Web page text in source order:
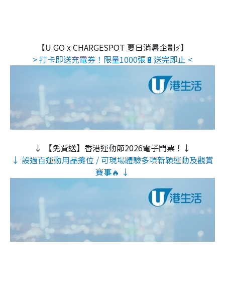
【U GO x CHARGESPOT 夏日消暑企劃⚡】
> 打卡即送充電券！限量1000張🔋送完即止 <
↓ 【免費送】香港運動節2026電子門票！↓
↓ 設過百運動用品攤位 / 可現場體驗多項新穎運動及觀賞
賽事🔥 ↓